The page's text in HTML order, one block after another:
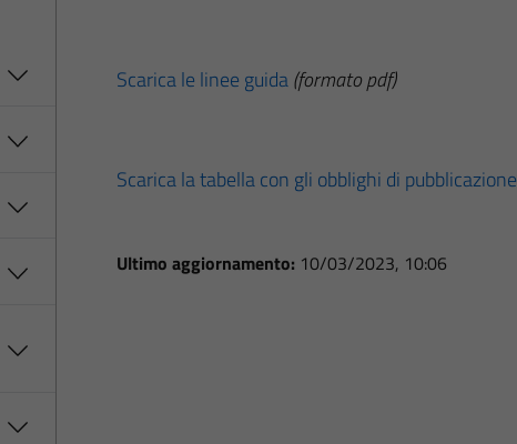
Scarica le linee guida(formato pdf)
Scarica la tabella con gli obblighi di pubblicazione
Ultimo aggiornamento: 10/03/2023, 10:06